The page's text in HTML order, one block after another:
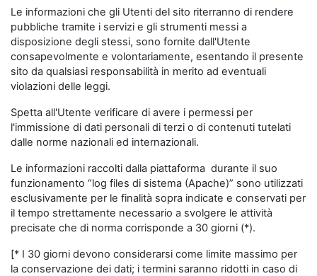
Le informazioni che gli Utenti del sito riterranno di rendere
pubbliche tramite i servizi e gli strumenti messi a
disposizione degli stessi, sono fornite dall'Utente
consapevolmente e volontariamente, esentando il presente
sito da qualsiasi responsabilità in merito ad eventuali
violazioni delle leggi.
Spetta all'Utente verificare di avere i permessi per
l'immissione di dati personali di terzi o di contenuti tutelati
dalle norme nazionali ed internazionali.
Le informazioni raccolti dalla piattaforma durante il suo
funzionamento “log files di sistema (Apache)” sono utilizzati
esclusivamente per le finalità sopra indicate e conservati per
il tempo strettamente necessario a svolgere le attività
precisate che di norma corrisponde a 30 giorni (*).
[* I 30 giorni devono considerarsi come limite massimo per
la conservazione dei dati; i termini saranno ridotti in caso di